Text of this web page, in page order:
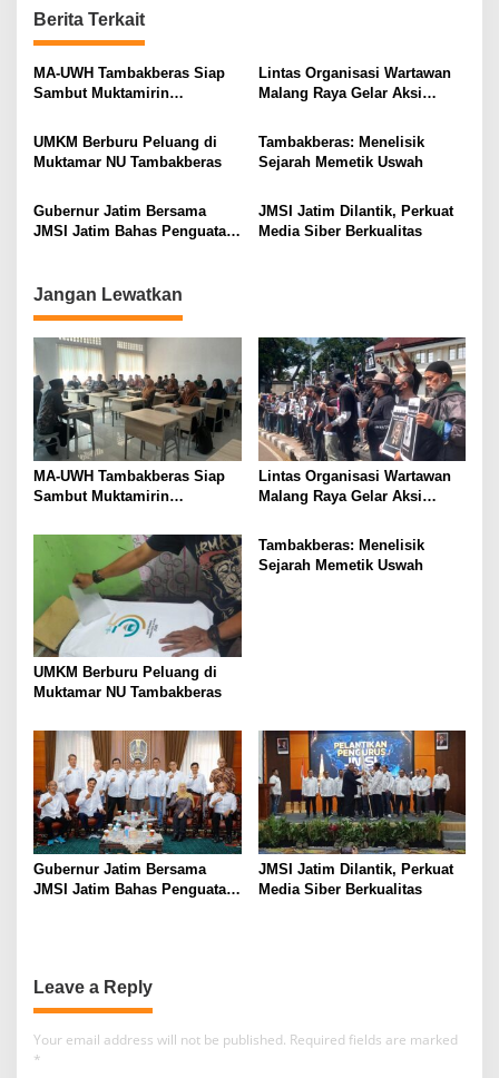
n
a
v
g
a
t
i
n
Berita Terkait
MA-UWH Tambakberas Siap
Sambut Muktamirin
Lintas Organisasi Wartawan
Malang Raya Gelar Aksi
Ireng”
UMKM Berburu Peluang di
Muktamar NU Tambakberas
Tambakberas: Menelisik
Sejarah Memetik Uswah
Gubernur Jatim Bersama
JMSI Jatim Bahas Penguatan
JMSI Jatim Dilantik, Perkuat
Media Siber Berkualitas
Jangan Lewatkan
MA-UWH Tambakberas Siap
Sambut Muktamirin
Lintas Organisasi Wartawan
Malang Raya Gelar Aksi
Ireng”
UMKM Berburu Peluang di
Muktamar NU Tambakberas
Tambakberas: Menelisik
Sejarah Memetik Uswah
Gubernur Jatim Bersama
JMSI Jatim Bahas Penguatan
JMSI Jatim Dilantik, Perkuat
Media Siber Berkualitas
Leave a Reply
Your email address will not be published. Required fields are marked
*